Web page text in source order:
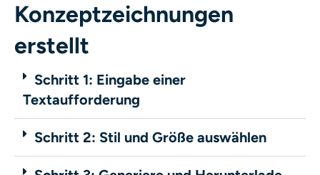
Konzeptzeichnungen
erstellt
Schritt 1: Eingabe einer
Textaufforderung
Schritt 2: Stil und Größe auswählen